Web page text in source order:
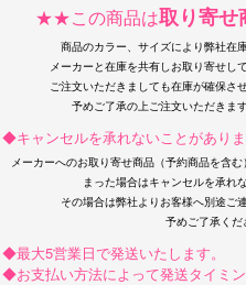
★★この商品は取り寄せ
商品のカラー、サイズにより弊社在
メーカーと在庫を共有しお取り寄せし
ご注文いただきましても在庫が確保さ
◆キャンセルを承れないことがありま
メーカーへのお取り寄せ商品（予約商品を含
まった場合はキャンセルを承れ
その場合は弊社よりお客様へ別途ご
◆最大5営業日で発送いたします。
◆お支払い方法によって発送タイミン